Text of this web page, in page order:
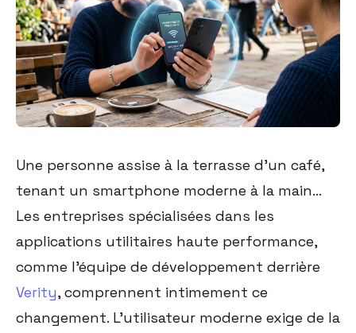
Une personne assise à la terrasse d'un café,
tenant un smartphone moderne à la main...
Les entreprises spécialisées dans les
applications utilitaires haute performance,
comme l'équipe de développement derrière
Verity, comprennent intimement ce
changement. L'utilisateur moderne exige de la